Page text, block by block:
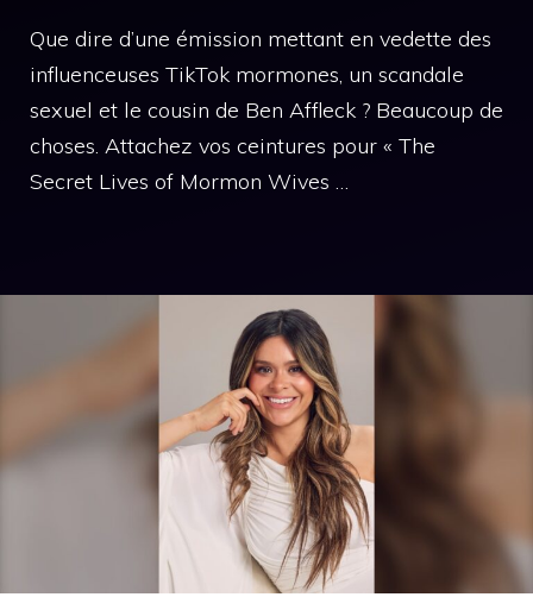
Que dire d’une émission mettant en vedette des
influenceuses TikTok mormones, un scandale
sexuel et le cousin de Ben Affleck ? Beaucoup de
choses. Attachez vos ceintures pour « The
Secret Lives of Mormon Wives …